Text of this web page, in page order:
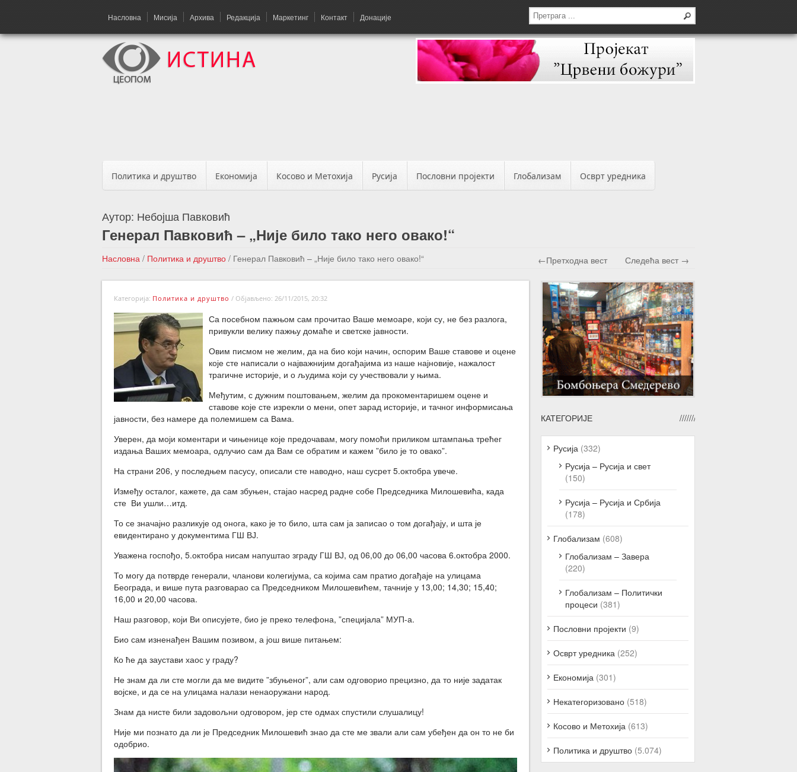
Насловна Мисија Архива Редакција Маркетинг Контакт Донације
Политика и друштво Економија Косово и Метохија Русија Пословни пројекти Глобализам Осврт уредника
Аутор: Небојша Павковић
Генерал Павковић – „Није било тако него овако!“
Насловна / Политика и друштво / Генерал Павковић – „Није било тако него овако!“ ←Претходна вест Следећа вест →
Категорија: Политика и друштво / Објављено: 26/11/2015, 20:32
Са посебном пажњом сам прочитао Ваше мемоаре, који су, не без разлога,
привукли велику пажњу домаће и светске јавности.
Овим писмом не желим, да на био који начин, оспорим Ваше ставове и оцене
које сте написали о најважнијим догађајима из наше најновије, нажалост
трагичне историје, и о људима који су учествовали у њима.
Међутим, с дужним поштовањем, желим да прокоментаришем оцене и
ставове које сте изрекли о мени, опет зарад историје, и тачног информисања
јавности, без намере да полемишем са Вама.
Уверен, да моји коментари и чињенице које предочавам, могу помоћи приликом штампања трећег
издања Ваших мемоара, одлучио сам да Вам се обратим и кажем ”било је то овако”.
На страни 206, у последњем пасусу, описали сте наводно, наш сусрет 5.октобра увече.
Између осталог, кажете, да сам збуњен, стајао насред радне собе Председника Милошевића, када
сте Ви ушли…итд.
То се значајно разликује од онога, како је то било, шта сам ја записао о том догађају, и шта је
евидентирано у документима ГШ ВЈ.
Уважена госпођо, 5.октобра нисам напуштао зграду ГШ ВЈ, од 06,00 до 06,00 часова 6.октобра 2000.
То могу да потврде генерали, чланови колегијума, са којима сам пратио догађаје на улицама
Београда, и више пута разговарао са Председником Милошевићем, тачније у 13,00; 14,30; 15,40;
16,00 и 20,00 часова.
Наш разговор, који Ви описујете, био је преко телефона, ”специјала” МУП-а.
Био сам изненађен Вашим позивом, а још више питањем:
Ко ће да заустави хаос у граду?
Не знам да ли сте могли да ме видите ”збуњеног”, али сам одговорио прецизно, да то није задатак
војске, и да се на улицама налази ненаоружани народ.
Знам да нисте били задовољни одговором, јер сте одмах спустили слушалицу!
Није ми познато да ли је Председник Милошевић знао да сте ме звали али сам убеђен да он то не би
одобрио.
КАТЕГОРИЈЕ
Русија (332)
Русија – Русија и свет
(150)
Русија – Русија и Србија
(178)
Глобализам (608)
Глобализам – Завера
(220)
Глобализам – Политички
процеси (381)
Пословни пројекти (9)
Осврт уредника (252)
Економија (301)
Некатегоризовано (518)
Косово и Метохија (613)
Политика и друштво (5.074)